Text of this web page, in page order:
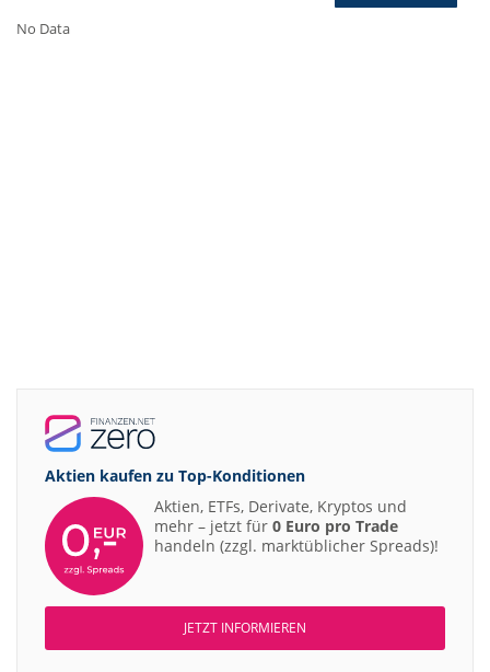
No Data
Aktien kaufen zu Top-Konditionen
Aktien, ETFs, Derivate, Kryptos und
mehr – jetzt für 0 Euro pro Trade
handeln (zzgl. marktüblicher Spreads)!
JETZT INFORMIEREN